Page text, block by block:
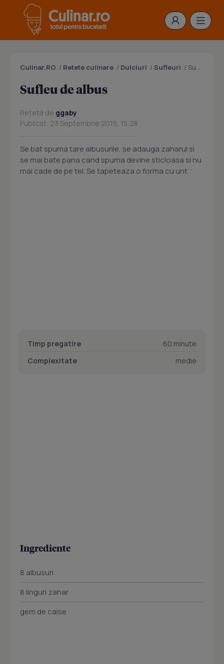
Culinar.RO / Retete culinare / Dulciuri / Sufleuri / Sufleu de albus
Sufleu de albus
Rețetă de ggaby
Publicat: 23 Septembrie 2015, 15:28
Se bat spuma tare albusurile, se adauga zaharul si
se mai bate pana cand spuma devine sticloasa si nu
mai cade de pe tel. Se tapeteaza o forma cu unt
Timp pregatire
60 minute
Complexitate
medie
Ingrediente
8 albusuri
8 linguri zahar
gem de caise